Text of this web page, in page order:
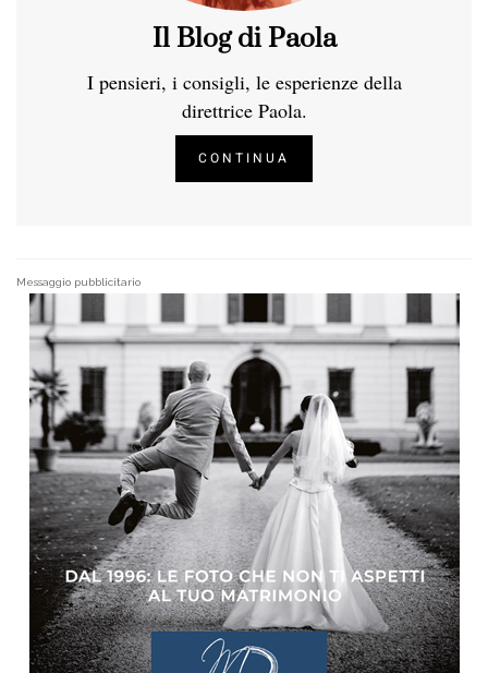
Il Blog di Paola
I pensieri, i consigli, le esperienze della
direttrice Paola.
CONTINUA
Messaggio pubblicitario